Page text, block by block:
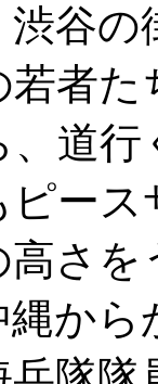
谷の
者
道
ー
高さ
から